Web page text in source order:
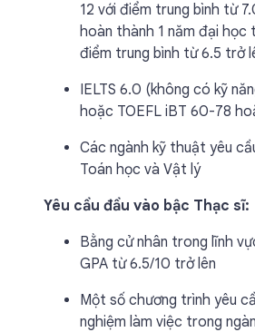
12 với điểm trung bình từ
hoàn thành 1 năm đại học
điểm trung bình từ 6.5 trở
IELTS 6.0 (không có kỹ
hoặc TOEFL iBT 60-78
Các ngành kỹ thuật yêu
Toán học và Vật lý
Yêu cầu đầu vào bậc Thạc sĩ:
Bằng cử nhân trong lĩnh
GPA từ 6.5/10 trở lên
Một số chương trình yêu
nghiệm làm việc trong